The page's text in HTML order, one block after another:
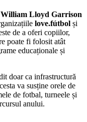
William Lloyd Garrison
love.fútbol și
de a oferi copiilor,
poate fi folosit atât
educaționale și
doar ca infrastructură
va susține orele de
de fotbal, turneele și
anului.